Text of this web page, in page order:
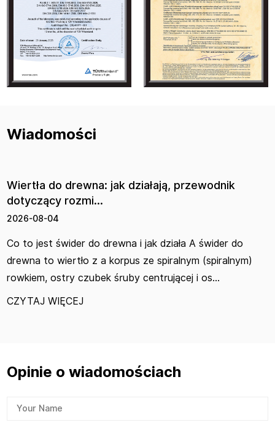
Wiadomości
do drewna: jak działają, przewodnik
rozmi...
08-04
jest świder do drewna i jak działa A świder do
to wiertło z a korpus ze spiralnym (spiralnym)
ostry czubek śruby centrującej i os...
WIĘCEJ
Opinie o wiadomościach